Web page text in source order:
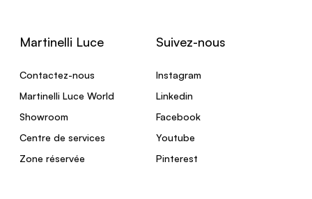
Martinelli Luce
Contactez-nous
Martinelli Luce World
Showroom
Centre de services
Zone réservée
Suivez-nous
Instagram
Linkedin
Facebook
Youtube
Pinterest